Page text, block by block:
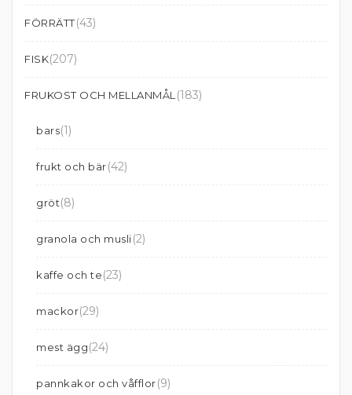
FÖRRÄTT(43)
FISK(207)
FRUKOST OCH MELLANMÅL (183)
bars(1)
frukt och bär(42)
gröt(8)
granola och musli(2)
kaffe och te(23)
mackor(29)
mest ägg(24)
pannkakor och våfflor(9)